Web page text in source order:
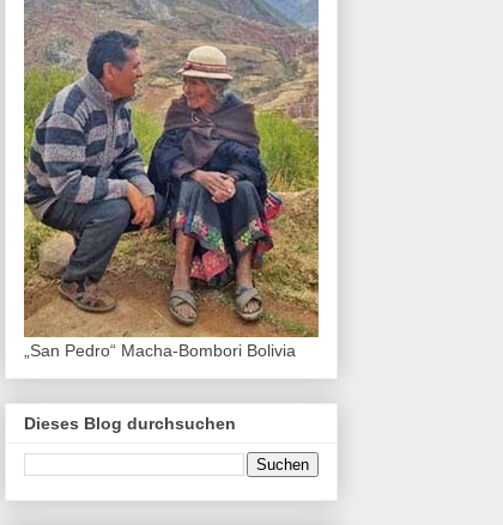
„San Pedro“ Macha-Bombori Bolivia
Dieses Blog durchsuchen